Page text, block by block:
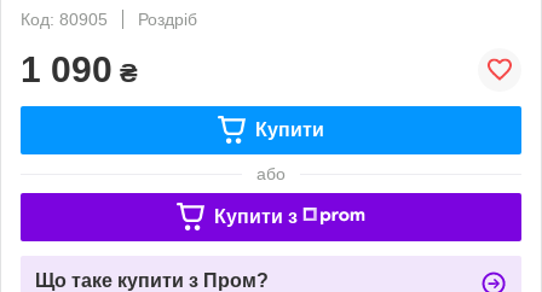
Код: 80905
Роздріб
1 090 ₴
Купити
або
Купити з
Що таке купити з Пром?